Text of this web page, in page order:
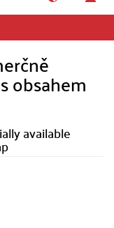
obsahem
available